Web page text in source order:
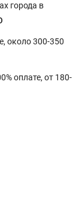
города в
около 300-350
оплате, от 180-